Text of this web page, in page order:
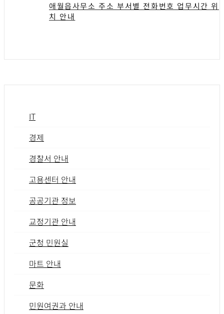
애월읍사무소 주소 부서별 전화번호 업무시간 위
치 안내
IT
경제
경찰서 안내
고용센터 안내
공공기관 정보
교정기관 안내
군청 민원실
마트 안내
문화
민원여권과 안내